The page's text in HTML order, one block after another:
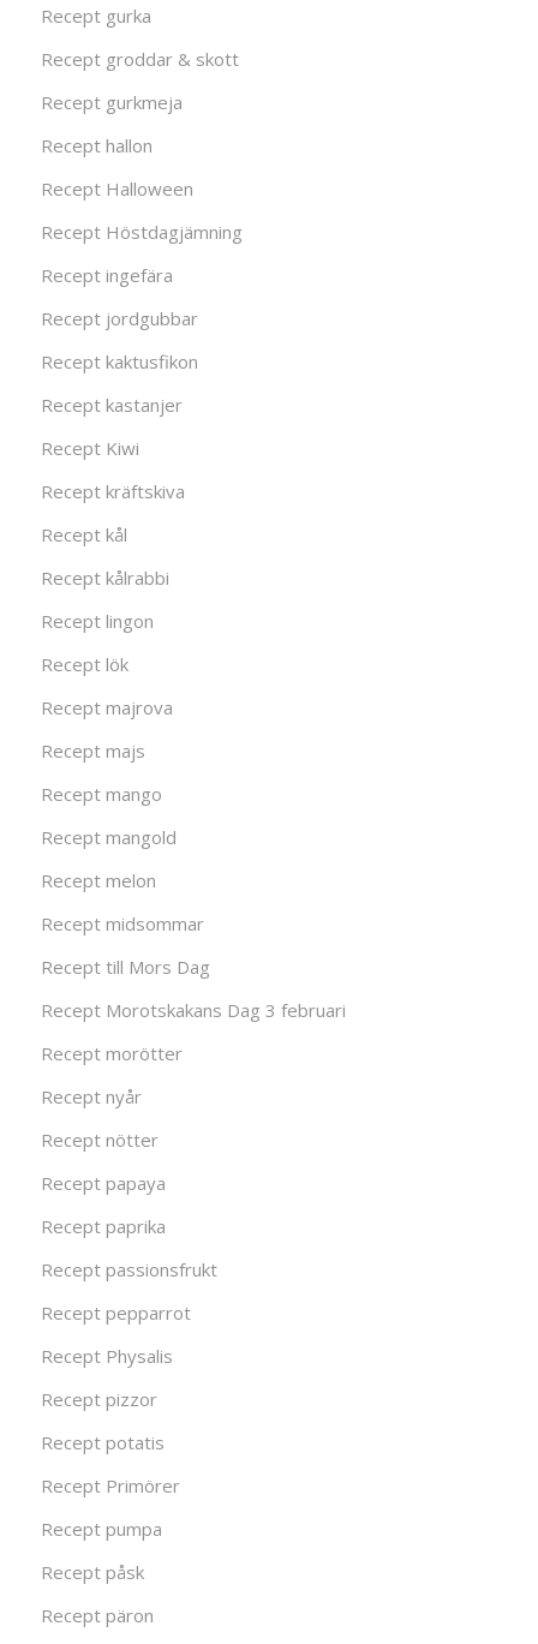
Recept gurka
Recept groddar & skott
Recept gurkmeja
Recept hallon
Recept Halloween
Recept Höstdagjämning
Recept ingefära
Recept jordgubbar
Recept kaktusfikon
Recept kastanjer
Recept Kiwi
Recept kräftskiva
Recept kål
Recept kålrabbi
Recept lingon
Recept lök
Recept majrova
Recept majs
Recept mango
Recept mangold
Recept melon
Recept midsommar
Recept till Mors Dag
Recept Morotskakans Dag 3 februari
Recept morötter
Recept nyår
Recept nötter
Recept papaya
Recept paprika
Recept passionsfrukt
Recept pepparrot
Recept Physalis
Recept pizzor
Recept potatis
Recept Primörer
Recept pumpa
Recept påsk
Recept päron